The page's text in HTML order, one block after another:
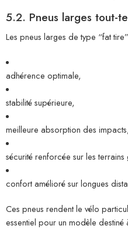
5.2. Pneus larges tout-
Les pneus larges de type “fat
adhérence optimale,
stabilité supérieure,
meilleure absorption des impacts,
sécurité renforcée sur les terrains
confort amélioré sur longues
Ces pneus rendent le vélo
essentiel pour un modèle destiné